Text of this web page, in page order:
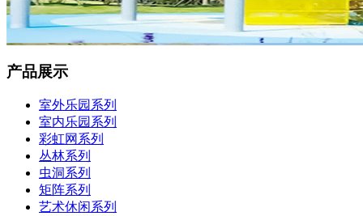
产品展示
室外乐园系列
室内乐园系列
彩虹网系列
丛林系列
虫洞系列
矩阵系列
艺术休闲系列